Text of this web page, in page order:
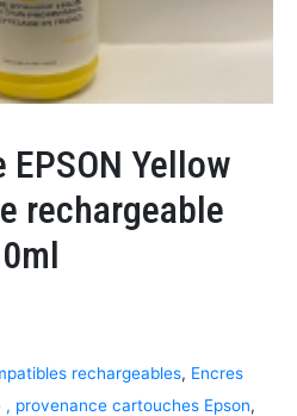
EPSON Yellow
rechargeable
rechargeables, Encres
, provenance cartouches Epson,